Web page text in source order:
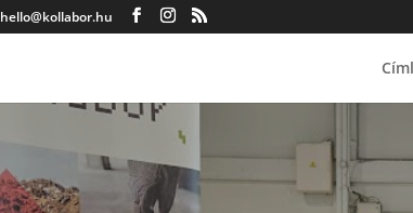
hello@kollabor.hu